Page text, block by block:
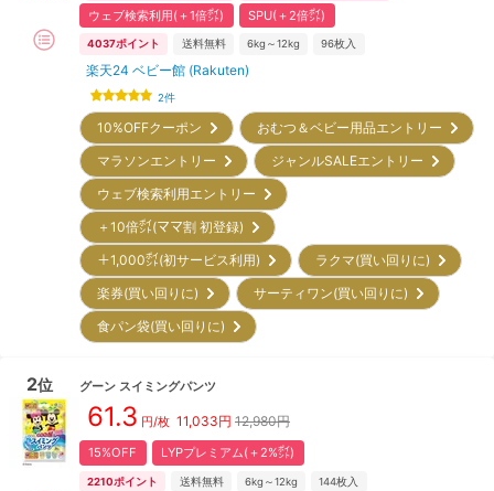
ウェブ検索利用(＋1倍㌽)
SPU(＋2倍㌽)
4037ポイント 送料無料 6kg～12kg 96枚入
楽天24 ベビー館 (Rakuten)
2件
10%OFFクーポン
おむつ＆ベビー用品エントリー
マラソンエントリー
ジャンルSALEエントリー
ウェブ検索利用エントリー
＋10倍㌽(ママ割 初登録)
＋1,000㌽(初サービス利用)
ラクマ(買い回りに)
楽券(買い回りに)
サーティワン(買い回りに)
食パン袋(買い回りに)
2位 グーン スイミングパンツ
61.3 円/枚 11,033円 12,980円
15%OFF LYPプレミアム(＋2%㌽)
2210ポイント 送料無料 6kg～12kg 144枚入